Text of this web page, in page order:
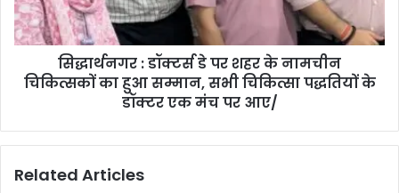
सिद्धार्थनगर : डॉक्टर्स डे पर शहर के नामचीन
चिकित्सकों का हुआ सम्मान, सभी चिकित्सा पद्धतियों के
डॉक्टर एक मंच पर आए/
Related Articles